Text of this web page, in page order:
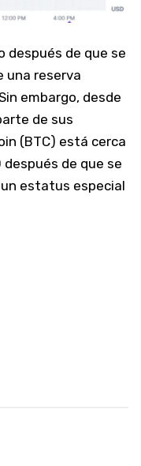
después de que se
una reserva
embargo, desde
de sus
(BTC) está cerca
de que se
estatus especial